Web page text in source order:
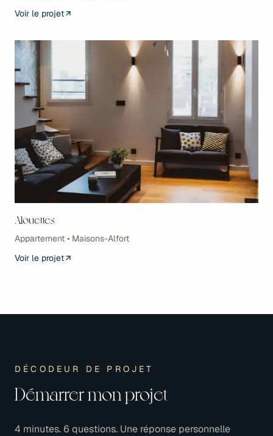
Voir le projet
Alouettes
Appartement • Maisons-Alfort
Voir le projet
DÉCODEUR DE PROJET
Démarrer mon projet
4 minutes. 6 questions. Une réponse personnelle